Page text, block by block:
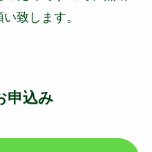
致します。
申込み